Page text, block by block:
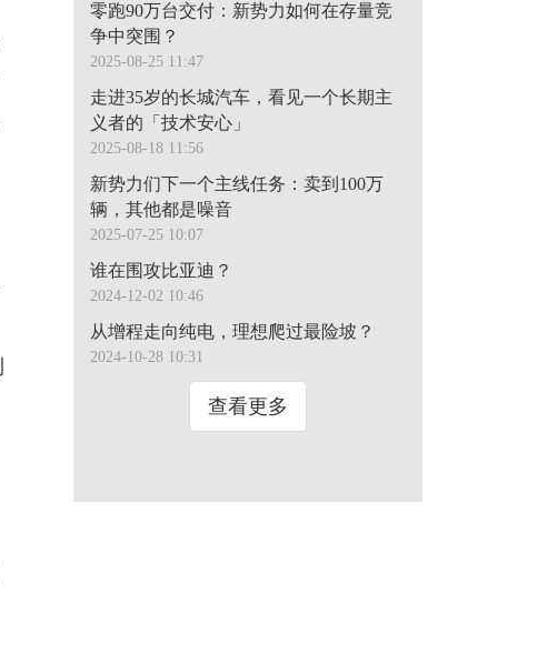
零跑90万台交付：新势力如何在存量竞
争中突围？
2025-08-25 11:47
走进35岁的长城汽车，看见一个长期主
义者的「技术安心」
2025-08-18 11:56
新势力们下一个主线任务：卖到100万
辆，其他都是噪音
2025-07-25 10:07
谁在围攻比亚迪？
2024-12-02 10:46
从增程走向纯电，理想爬过最险坡？
2024-10-28 10:31
查看更多